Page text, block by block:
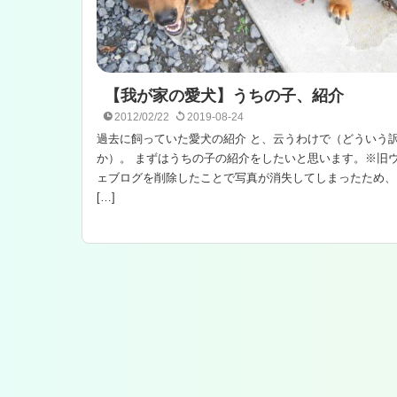
【我が家の愛犬】うちの子、紹介
2012/02/22 2019-08-24
過去に飼っていた愛犬の紹介 と、云うわけで（どういう
か）。 まずはうちの子の紹介をしたいと思います。※旧
ェブログを削除したことで写真が消失してしまったため、
[…]